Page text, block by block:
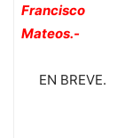
Francisco
Mateos.-
EN BREVE.